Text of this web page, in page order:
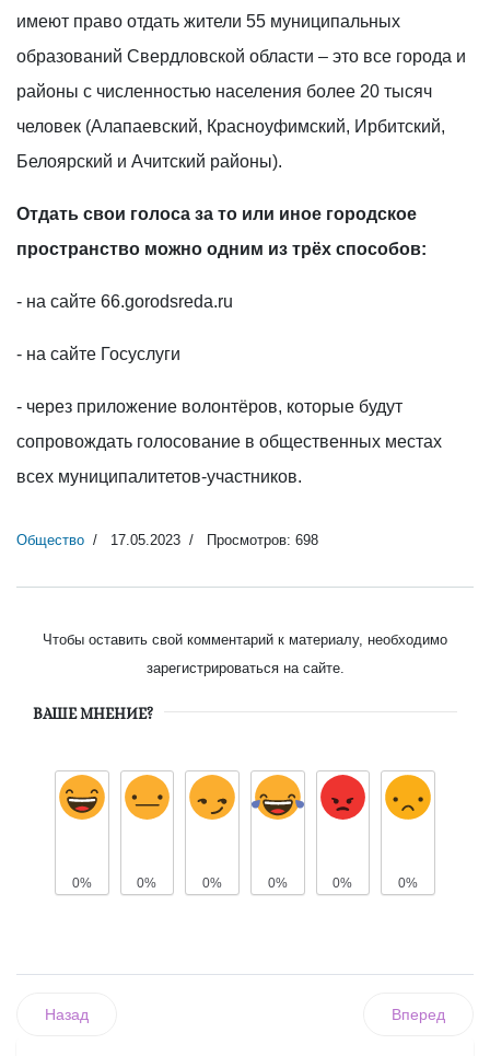
имеют право отдать жители 55 муниципальных
образований Свердловской области – это все города и
районы с численностью населения более 20 тысяч
человек (Алапаевский, Красноуфимский, Ирбитский,
Белоярский и Ачитский районы).
Отдать свои голоса за то или иное городское
пространство можно одним из трёх способов:
- на сайте 66.gorodsreda.ru
- на сайте Госуслуги
- через приложение волонтёров, которые будут
сопровождать голосование в общественных местах
всех муниципалитетов-участников.
Общество 17.05.2023 Просмотров: 698
Чтобы оставить свой комментарий к материалу, необходимо
зарегистрироваться на сайте.
ВАШЕ МНЕНИЕ?
0% 0% 0% 0% 0% 0%
Назад Вперед